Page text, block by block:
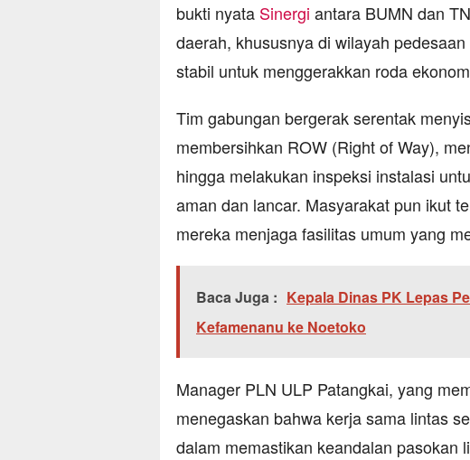
bukti nyata Sinergi antara BUMN dan
daerah, khususnya di wilayah
stabil untuk menggerakkan roda
Tim gabungan bergerak serentak
membersihkan ROW (Right of Way),
hingga melakukan inspeksi instalasi
aman dan lancar. Masyarakat pun ikut
mereka menjaga fasilitas umum yang
Baca Juga : Kepala Dinas PK Lepas
Kefamenanu ke Noetoko
Manager PLN ULP Patangkai, yang
menegaskan bahwa kerja sama lintas
dalam memastikan keandalan pasokan